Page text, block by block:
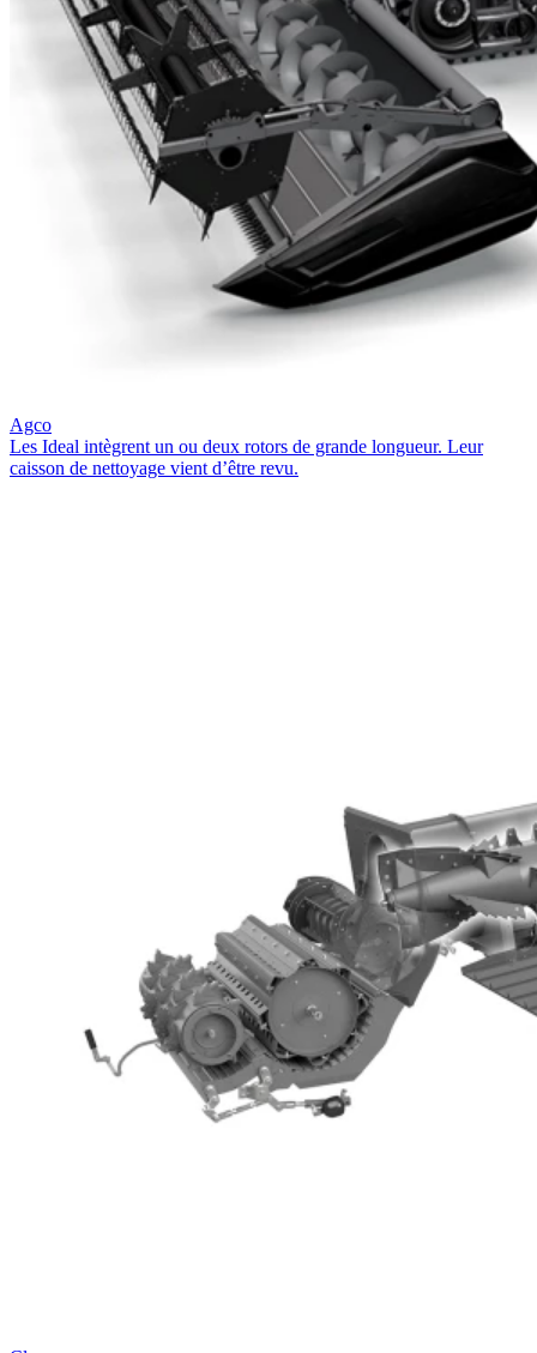
Agco
Les Ideal intègrent un ou deux rotors de grande longueur. Leur
caisson de nettoyage vient d’être revu.